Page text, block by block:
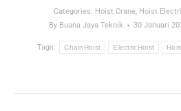
Categories: Hoist Crane, Hoist
By Buana Jaya Teknik 30 Januari
Tags: ChainHoist ElectricHoist